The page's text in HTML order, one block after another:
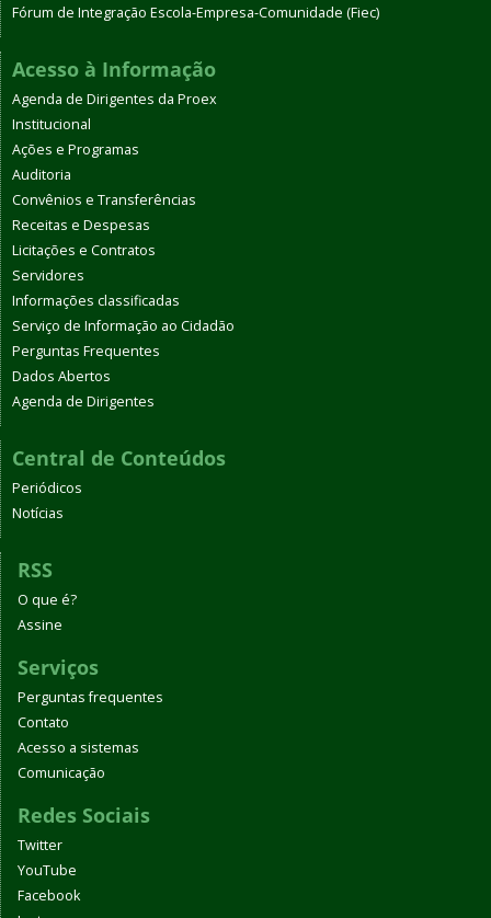
Fórum de Integração Escola-Empresa-Comunidade (Fiec)
Acesso à Informação
Agenda de Dirigentes da Proex
Institucional
Ações e Programas
Auditoria
Convênios e Transferências
Receitas e Despesas
Licitações e Contratos
Servidores
Informações classificadas
Serviço de Informação ao Cidadão
Perguntas Frequentes
Dados Abertos
Agenda de Dirigentes
Central de Conteúdos
Periódicos
Notícias
RSS
O que é?
Assine
Serviços
Perguntas frequentes
Contato
Acesso a sistemas
Comunicação
Redes Sociais
Twitter
YouTube
Facebook